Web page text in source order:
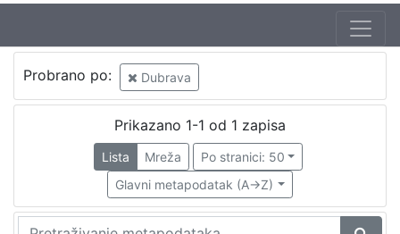
Probrano po: Dubrava
Prikazano 1-1 od 1 zapisa
Lista Mreža
Po stranici: 50
Glavni metapodatak (A->Z)